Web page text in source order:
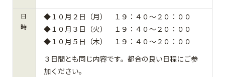
日
時
◆１０月２日（月） １９：４０～２０：００
◆１０月３日（火） １９：４０～２０：００
◆１０月５日（木） １９：４０～２０：００
３日間とも同じ内容です。都合の良い日程にご参
加ください。